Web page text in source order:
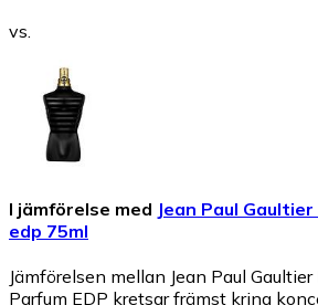
vs.
I jämförelse med Jean Paul
edp 75ml
Jämförelsen mellan Jean Paul
Parfum EDP kretsar främst kring